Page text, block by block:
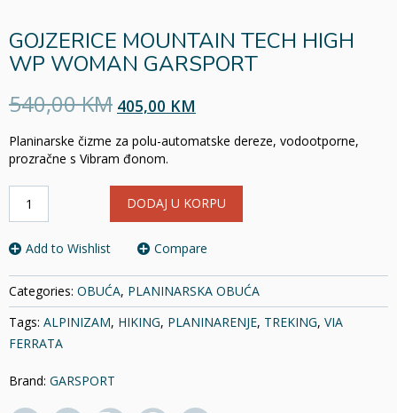
GOJZERICE MOUNTAIN TECH HIGH
WP WOMAN GARSPORT
540,00 KM 405,00 KM
Planinarske čizme za polu-automatske dereze, vodootporne,
prozračne s Vibram đonom.
MOUNTAIN
HIGH
WOMAN
GARSPORT
količina
DODAJ U KORPU
Add to Wishlist Compare
Categories: OBUĆA, PLANINARSKA OBUĆA
Tags: ALPINIZAM, HIKING, PLANINARENJE, TREKING, VIA
FERRATA
Brand: GARSPORT